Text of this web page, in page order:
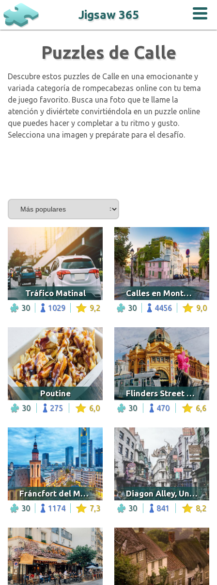
Jigsaw 365
Puzzles de Calle
Descubre estos puzzles de Calle en una emocionante y
variada categoría de rompecabezas online con tu tema
de juego favorito. Busca una foto que te llame la
atención y diviértete convirtiéndola en un puzzle online
que puedes hacer y completar a tu ritmo y gusto.
Selecciona una imagen y prepárate para el desafío.
Tráfico Matinal
30 1029 9,2
Calles en Montmartre
30 4456 9,0
Poutine
30 275 6,0
Flinders Street Station, Melbourne
30 470 6,6
Fráncfort del Meno
30 1174 7,3
Diagon Alley, Universal Orlando Resort
30 841 8,2